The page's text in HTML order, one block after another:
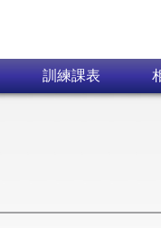
訓練課表